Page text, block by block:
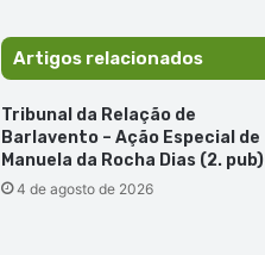
no
aeroporto
Cesária
Évora
Artigos relacionados
Tribunal da Relação de
Barlavento – Ação Especial de
Manuela da Rocha Dias (2. pub)
4 de agosto de 2026